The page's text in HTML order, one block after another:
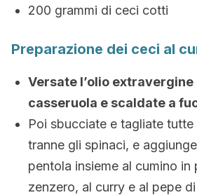
200 grammi di ceci cotti
Preparazione dei ceci al
Versate l’olio extravergine
casseruola e scaldate a
Poi sbucciate e tagliate tutte
tranne gli spinaci, e
pentola insieme al cumino in
zenzero, al curry e al pepe di